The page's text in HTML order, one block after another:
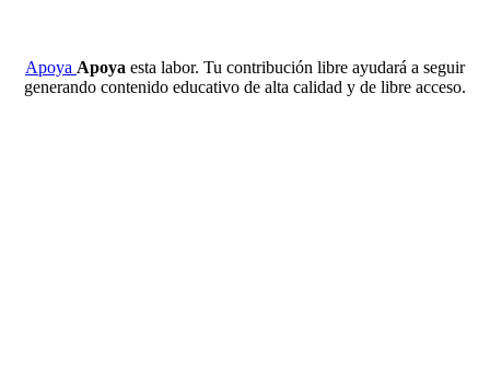
Apoya Apoya esta labor. Tu contribución libre ayudará a seguir
generando contenido educativo de alta calidad y de libre acceso.